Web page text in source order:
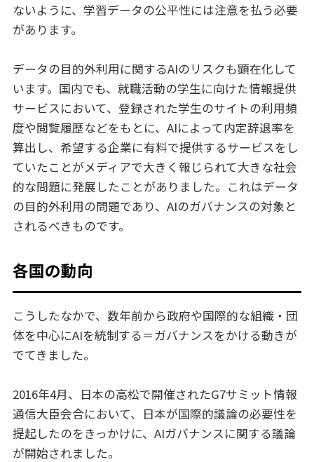
ないように、学習データの公平性には注意を払う必要
があります。
データの目的外利用に関するAIのリスクも顕在化して
います。国内でも、就職活動の学生に向けた情報提供
サービスにおいて、登録された学生のサイトの利用頻
度や閲覧履歴などをもとに、AIによって内定辞退率を
算出し、希望する企業に有料で提供するサービスをし
ていたことがメディアで大きく報じられて大きな社会
的な問題に発展したことがありました。これはデータ
の目的外利用の問題であり、AIのガバナンスの対象と
されるべきものです。
各国の動向
こうしたなかで、数年前から政府や国際的な組織・団
体を中心にAIを統制する＝ガバナンスをかける動きが
でてきました。
2016年4月、日本の高松で開催されたG7サミット情報
通信大臣会合において、日本が国際的議論の必要性を
提起したのをきっかけに、AIガバナンスに関する議論
が開始されました。